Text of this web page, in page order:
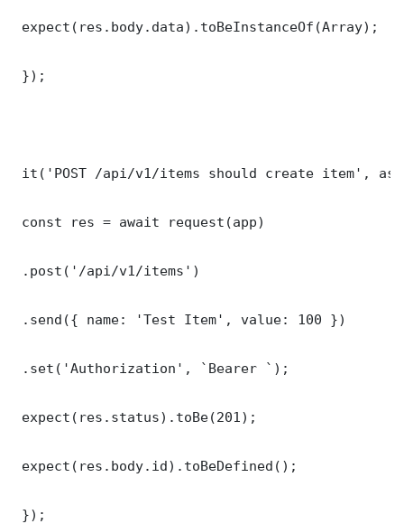
expect(res.body.data).toBeInstanceOf(Array);
});
it('POST /api/v1/items should create item',
const res = await request(app)
.post('/api/v1/items')
.send({ name: 'Test Item', value: 100 })
.set('Authorization', `Bearer `);
expect(res.status).toBe(201);
expect(res.body.id).toBeDefined();
});